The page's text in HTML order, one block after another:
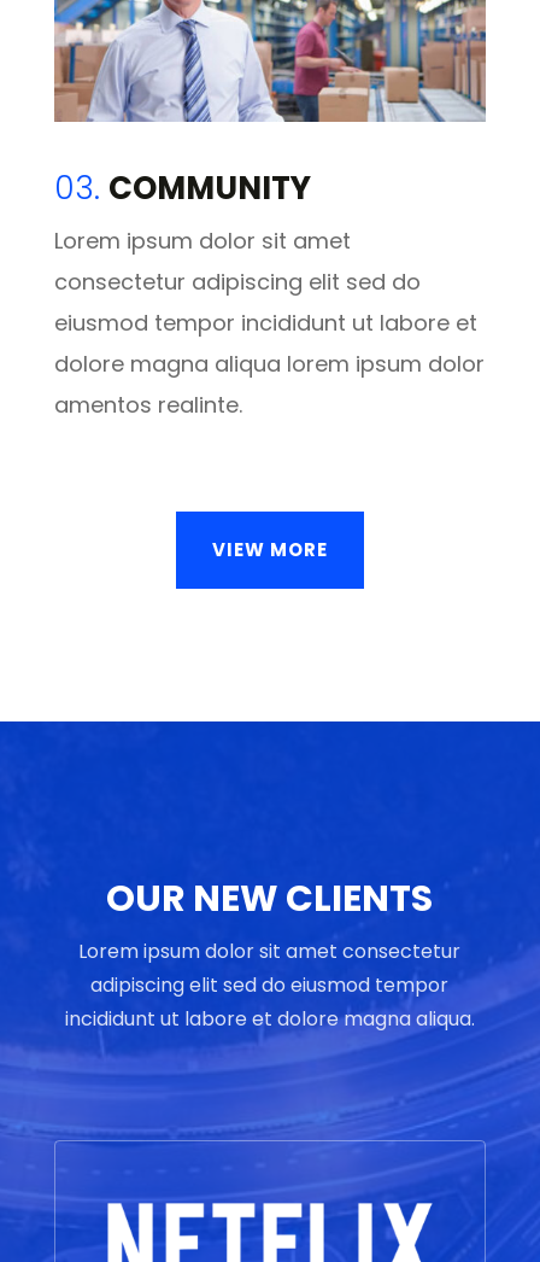
03. COMMUNITY
Lorem ipsum dolor sit amet
consectetur adipiscing elit sed do
eiusmod tempor incididunt ut labore et
dolore magna aliqua lorem ipsum dolor
amentos realinte.
VIEW MORE
OUR NEW CLIENTS
Lorem ipsum dolor sit amet consectetur
adipiscing elit sed do eiusmod tempor
incididunt ut labore et dolore magna aliqua.